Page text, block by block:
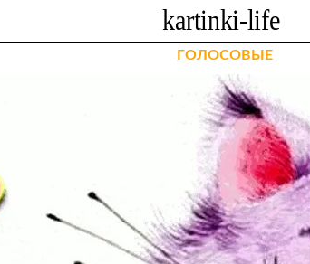
ГОЛОСОВЫЕ